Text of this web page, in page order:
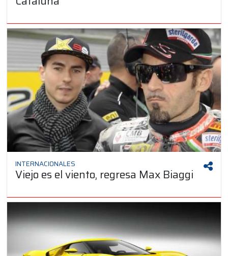
INTERNACIONALES
Viejo es el viento, regresa Max Biaggi